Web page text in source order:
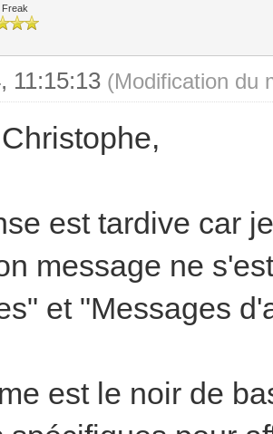
Freak
11:15:13 (Modification du
est tardive car
message ne
et "Messages
est le noir de